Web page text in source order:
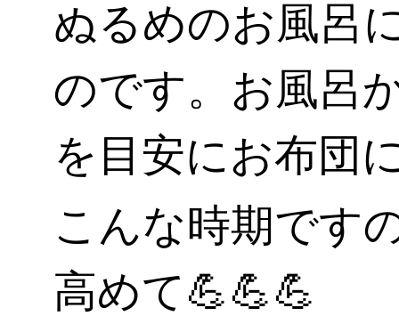
ぬるめのお風呂
のです。お風呂
を目安にお布団
こんな時期です
高めて💪💪💪